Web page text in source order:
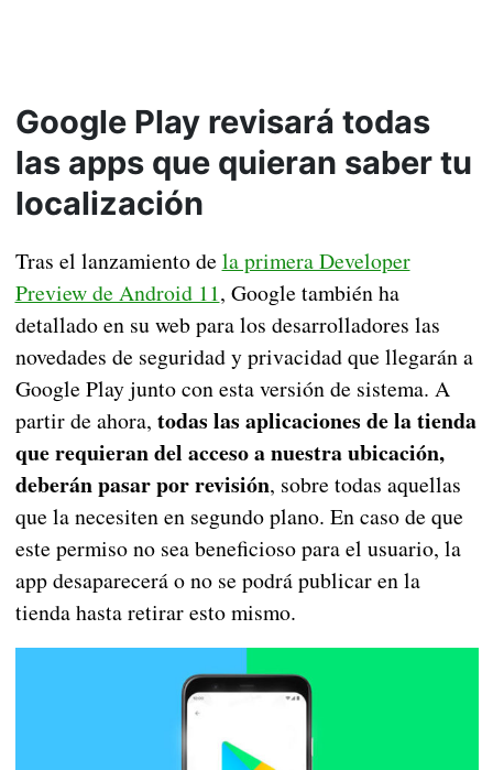
Google Play revisará todas
las apps que quieran saber tu
localización
Tras el lanzamiento de la primera Developer
Preview de Android 11, Google también ha
detallado en su web para los desarrolladores las
novedades de seguridad y privacidad que llegarán a
Google Play junto con esta versión de sistema. A
partir de ahora, todas las aplicaciones de la tienda
que requieran del acceso a nuestra ubicación,
deberán pasar por revisión, sobre todas aquellas
que la necesiten en segundo plano. En caso de que
este permiso no sea beneficioso para el usuario, la
app desaparecerá o no se podrá publicar en la
tienda hasta retirar esto mismo.